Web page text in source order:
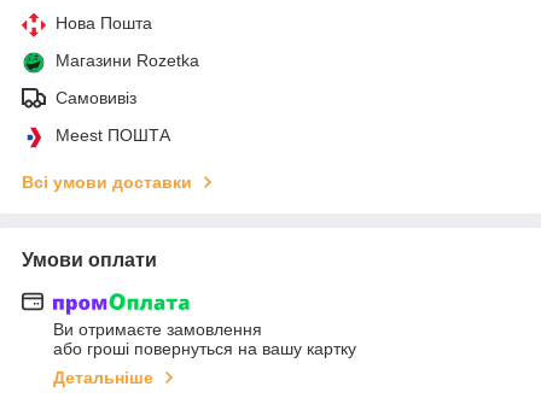
Нова Пошта
Магазини Rozetka
Самовивіз
Meest ПОШТА
Всі умови доставки
Умови оплати
Ви отримаєте замовлення
або гроші повернуться на вашу картку
Детальніше